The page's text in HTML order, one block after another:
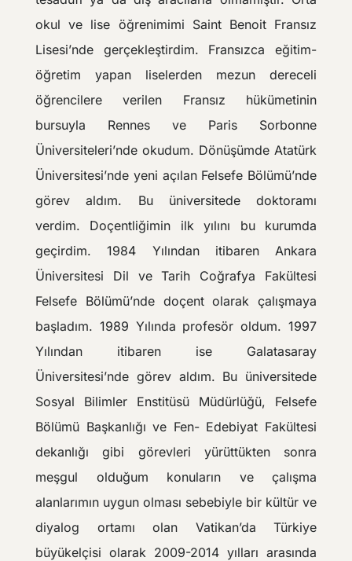
okul ve lise öğrenimimi Saint Benoit Fransız
Lisesi’nde gerçekleştirdim. Fransızca eğitim-
öğretim yapan liselerden mezun dereceli
öğrencilere verilen Fransız hükümetinin
bursuyla Rennes ve Paris Sorbonne
Üniversiteleri’nde okudum. Dönüşümde Atatürk
Üniversitesi’nde yeni açılan Felsefe Bölümü’nde
görev aldım. Bu üniversitede doktoramı
verdim. Doçentliğimin ilk yılını bu kurumda
geçirdim. 1984 Yılından itibaren Ankara
Üniversitesi Dil ve Tarih Coğrafya Fakültesi
Felsefe Bölümü’nde doçent olarak çalışmaya
başladım. 1989 Yılında profesör oldum. 1997
Yılından itibaren ise Galatasaray
Üniversitesi’nde görev aldım. Bu üniversitede
Sosyal Bilimler Enstitüsü Müdürlüğü, Felsefe
Bölümü Başkanlığı ve Fen- Edebiyat Fakültesi
dekanlığı gibi görevleri yürüttükten sonra
meşgul olduğum konuların ve çalışma
alanlarımın uygun olması sebebiyle bir kültür ve
diyalog ortamı olan Vatikan’da Türkiye
büyükelçisi olarak 2009-2014 yılları arasında